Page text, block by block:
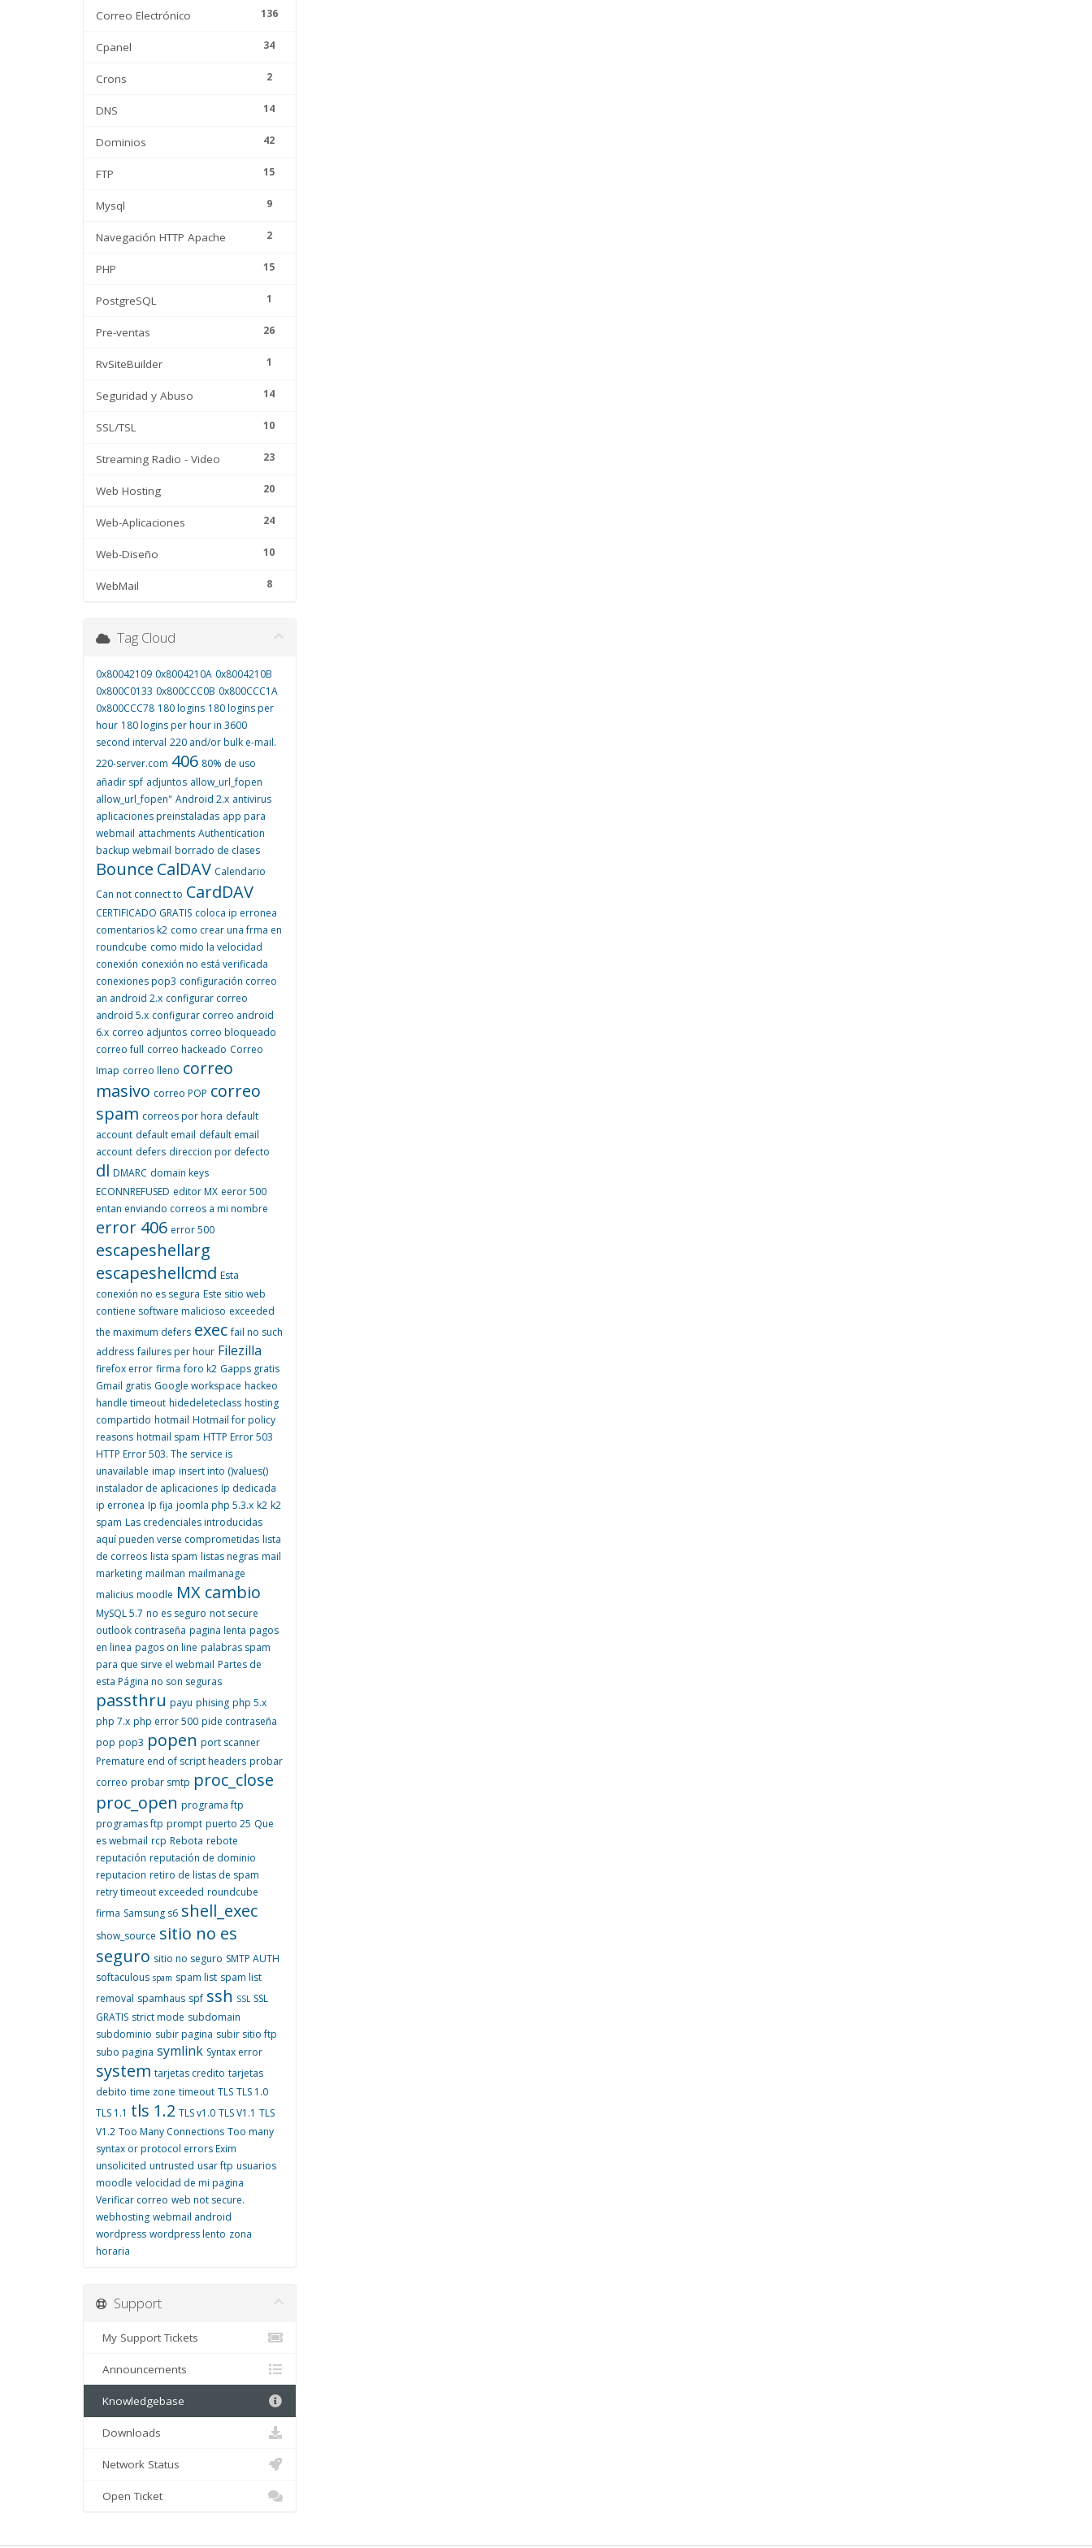
136
Correo Electrónico
34
Cpanel
2
Crons
14
DNS
42
Dominios
15
FTP
9
Mysql
2
Navegación HTTP Apache
15
PHP
1
PostgreSQL
26
Pre-ventas
1
RvSiteBuilder
14
Seguridad y Abuso
10
SSL/TSL
23
Streaming Radio - Video
20
Web Hosting
24
Web-Aplicaciones
10
Web-Diseño
8
WebMail
Tag Cloud
0x80042109 0x8004210A 0x8004210B
0x800C0133 0x800CCC0B 0x800CCC1A
0x800CCC78 180 logins 180 logins per
hour 180 logins per hour in 3600
second interval 220 and/or bulk e-mail.
220-server.com 406 80% de uso
añadir spf adjuntos allow_url_fopen
allow_url_fopen" Android 2.x antivirus
aplicaciones preinstaladas app para
webmail attachments Authentication
backup webmail borrado de clases
Bounce CalDAV Calendario
Can not connect to CardDAV
CERTIFICADO GRATIS coloca ip erronea
comentarios k2 como crear una frma en
roundcube como mido la velocidad
conexión conexión no está verificada
conexiones pop3 configuración correo
an android 2.x configurar correo
android 5.x configurar correo android
6.x correo adjuntos correo bloqueado
correo full correo hackeado Correo
Imap correo lleno correo
masivo correo POP correo
spam correos por hora default
account default email default email
account defers direccion por defecto
dl DMARC domain keys
ECONNREFUSED editor MX eeror 500
entan enviando correos a mi nombre
error 406 error 500
escapeshellarg
escapeshellcmd Esta
conexión no es segura Este sitio web
contiene software malicioso exceeded
the maximum defers exec fail no such
address failures per hour Filezilla
firefox error firma foro k2 Gapps gratis
Gmail gratis Google workspace hackeo
handle timeout hidedeleteclass hosting
compartido hotmail Hotmail for policy
reasons hotmail spam HTTP Error 503
HTTP Error 503. The service is
unavailable imap insert into ()values()
instalador de aplicaciones Ip dedicada
ip erronea Ip fija joomla php 5.3.x k2 k2
spam Las credenciales introducidas
aquí pueden verse comprometidas lista
de correos lista spam listas negras mail
marketing mailman mailmanage
malicius moodle MX cambio
MySQL 5.7 no es seguro not secure
outlook contraseña pagina lenta pagos
en linea pagos on line palabras spam
para que sirve el webmail Partes de
esta Página no son seguras
passthru payu phising php 5.x
php 7.x php error 500 pide contraseña
pop pop3 popen port scanner
Premature end of script headers probar
correo probar smtp proc_close
proc_open programa ftp
programas ftp prompt puerto 25 Que
es webmail rcp Rebota rebote
reputación reputación de dominio
reputacion retiro de listas de spam
retry timeout exceeded roundcube
firma Samsung s6 shell_exec
show_source sitio no es
seguro sitio no seguro SMTP AUTH
softaculous spam spam list spam list
removal spamhaus spf ssh SSL SSL
GRATIS strict mode subdomain
subdominio subir pagina subir sitio ftp
subo pagina symlink Syntax error
system tarjetas credito tarjetas
debito time zone timeout TLS TLS 1.0
TLS 1.1 tls 1.2 TLS v1.0 TLS V1.1 TLS
V1.2 Too Many Connections Too many
syntax or protocol errors Exim
unsolicited untrusted usar ftp usuarios
moodle velocidad de mi pagina
Verificar correo web not secure.
webhosting webmail android
wordpress wordpress lento zona
horaria
Support
My Support Tickets
Announcements
Knowledgebase
Downloads
Network Status
Open Ticket